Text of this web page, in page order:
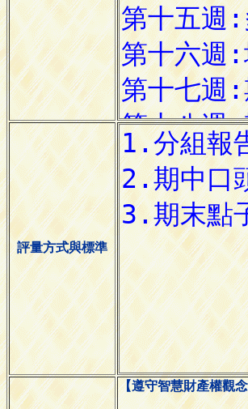
評量方式與標準
【遵守智慧財產權觀